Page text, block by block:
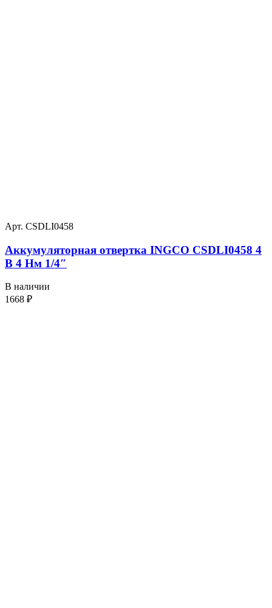
Арт. CSDLI0458
Аккумуляторная отвертка INGCO CSDLI0458 4
В 4 Нм 1/4″
В наличии
1668 ₽